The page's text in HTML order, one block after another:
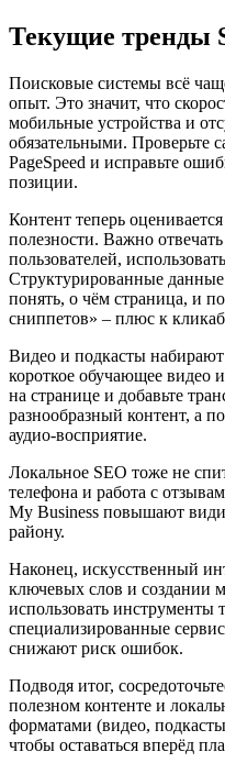
Текущие тренды
Поисковые системы всё
опыт. Это значит, что
мобильные устройства и
обязательными. Проверьте
PageSpeed и исправьте
позиции.
Контент теперь
полезности. Важно
пользователей,
Структурированные
понять, о чём страница, и
сниппетов» – плюс к
Видео и подкасты
короткое обучающее видео
на странице и добавьте
разнообразный контент, а
аудио‑восприятие.
Локальное SEO тоже не
телефона и работа с
My Business повышают
району.
Наконец, искусственный
ключевых слов и создании
использовать инструменты
специализированные
снижают риск ошибок.
Подводя итог,
полезном контенте и
форматами (видео,
чтобы оставаться вперёд